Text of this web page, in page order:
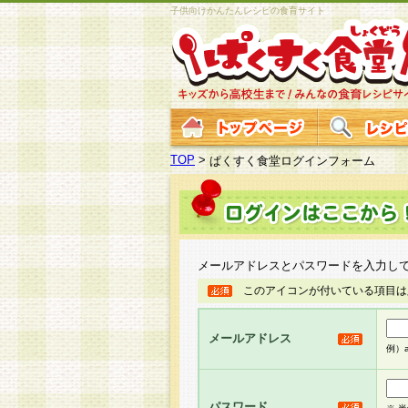
子供向けかんたんレシピの食育サイト
TOP >ぱくすく食堂ログインフォーム
メールアドレスとパスワードを入力し
このアイコンが付いている項目
メールアドレス
例）